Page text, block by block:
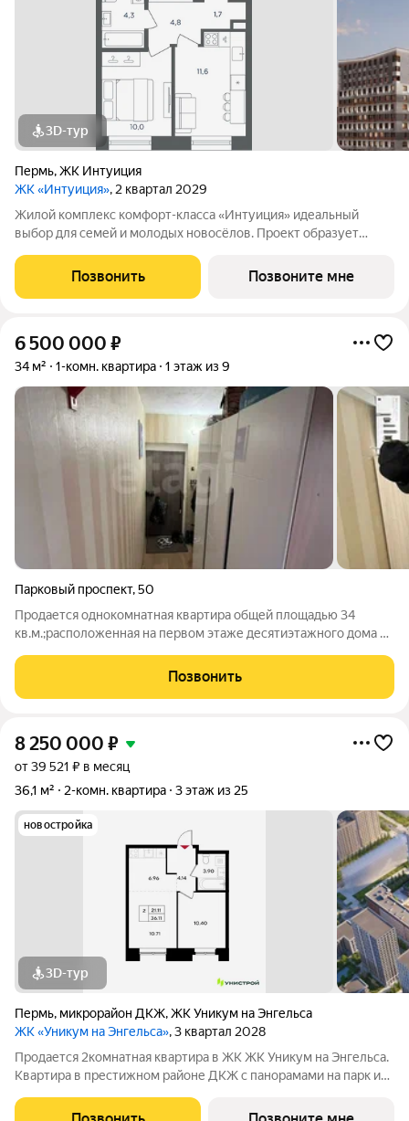
3D-тур
Пермь,ЖК Интуиция
ЖК «Интуиция», 2 квартал 2029
Жилой комплекс комфорт-класса «Интуиция» идеальный
выбор для семей и молодых новосёлов. Проект образует
-Космонавта Беляева - Одоевского. Новый жилой комплекс
гармонично вписан в сложившуюся
Позвонить Позвоните мне
6 500 000 ₽
34 м² 1-комн. квартира 1 этаж из 9
Парковый проспект,50
Продается однокомнатная квартира общей площадью 34
кв.м.;расположенная на первом этаже десятиэтажного дома в
необходимое в шаговой доступности;магазины ;школы
;детские сады.;торговые центры. В
Позвонить
8 250 000 ₽
от 39 521 ₽ в месяц
36,1 м²
2-комн. квартира 3 этаж из 25
новостройка
3D-тур
Пермь, микрорайон ДКЖ,ЖК Уникум на Энгельса
ЖК «Уникум на Энгельса», 3 квартал 2028
Продается 2комнатная квартира в ЖК ЖК Уникум на Энгельса.
Квартира в престижном районе ДКЖ с панорамами на парк и
лес, парк Балатово, ПГУ, несколько школ, детских садов, и